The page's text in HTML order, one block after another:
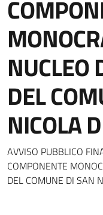
NUCLEO
DEL
NICOLA
Dettagli
AVVISO PUBBLICO
COMPONENTE
DEL COMUNE DI SAN